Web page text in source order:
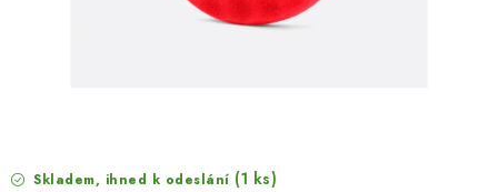
Skladem, ihned k odeslání (1 ks)